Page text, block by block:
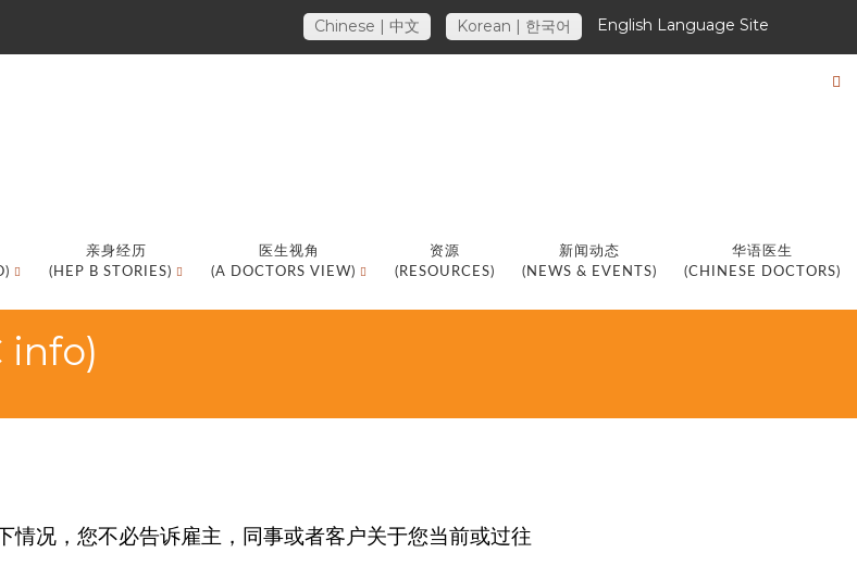
Chinese | 中文 Korean | 한국어 English Language Site
亲身经历
(HEP B STORIES)
医生视角
(A DOCTORS VIEW)
资源
(RESOURCES)
新闻动态
(NEWS & EVENTS)
华语医生
(CHINESE DOCTORS)
info)
况，您不必告诉雇主，同事或者客户关于您当前或过往